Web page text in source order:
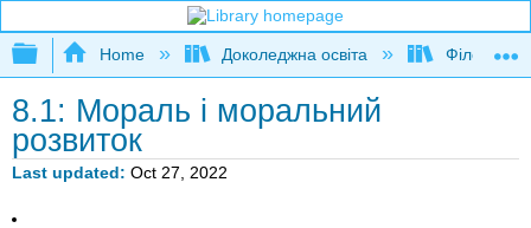
Expand/collapse global hierarchy
Home Доколеджна освіта Філософія
8.1: Мораль і моральний
розвиток
Last updated Oct 27, 2022